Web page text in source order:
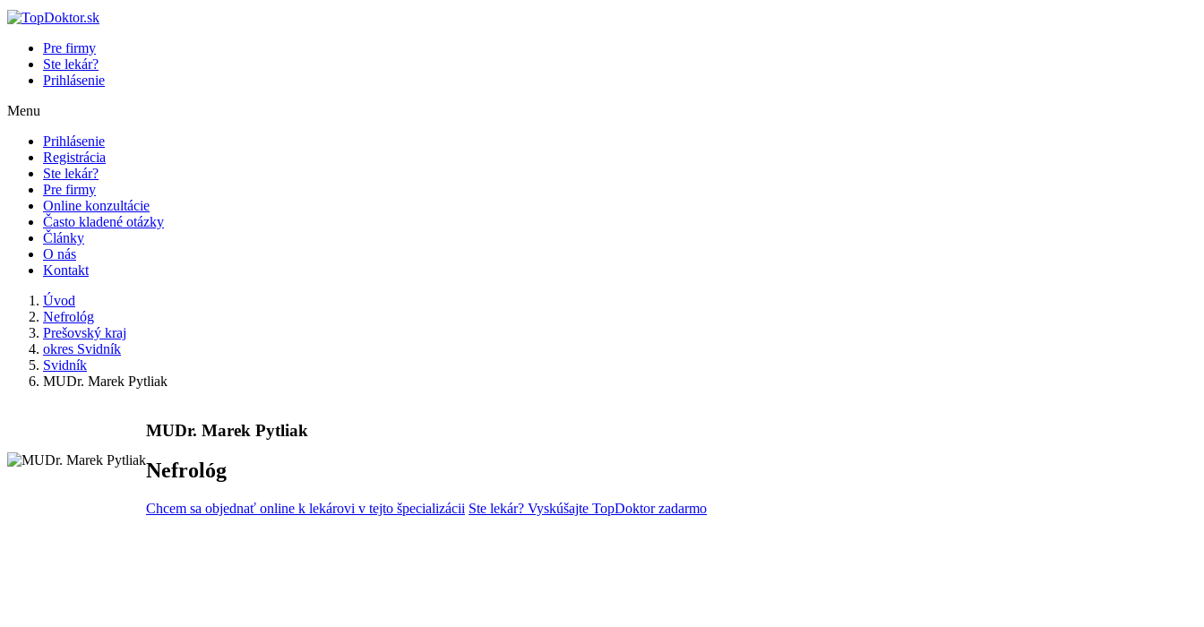
Pre firmy
Ste lekár?
Prihlásenie
Menu
Prihlásenie
Registrácia
Ste lekár?
Pre firmy
Online konzultácie
Často kladené otázky
Články
O nás
Kontakt
Úvod
Nefrológ
Prešovský kraj
okres Svidník
Svidník
MUDr. Marek Pytliak
MUDr. Marek Pytliak
Nefrológ
Chcem sa objednať online k lekárovi v tejto špecializácii Ste lekár? Vyskúšajte TopDoktor zadarmo